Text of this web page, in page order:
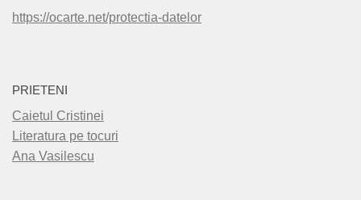
https://ocarte.net/protectia-datelor
PRIETENI
Caietul Cristinei
Literatura pe tocuri
Ana Vasilescu